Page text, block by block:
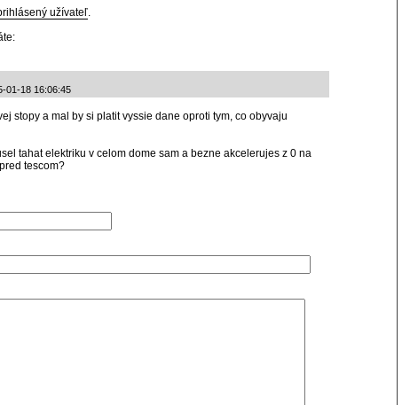
užívateľ.
01-18 16:06:45
stopy a mal by si platit vyssie dane oproti tym, co obyvaju
tahat elektriku v celom dome sam a bezne akcelerujes z 0 na
tescom?